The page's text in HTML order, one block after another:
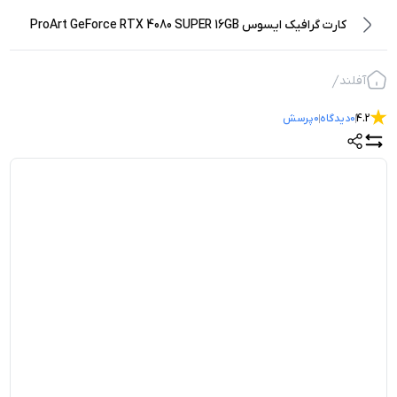
کارت گرافیک ایسوس ProArt GeForce RTX 4080 SUPER 16GB
آفلند
4.2
0دیدگاه0پرسش